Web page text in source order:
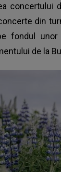
concertului
din
fondul
de la